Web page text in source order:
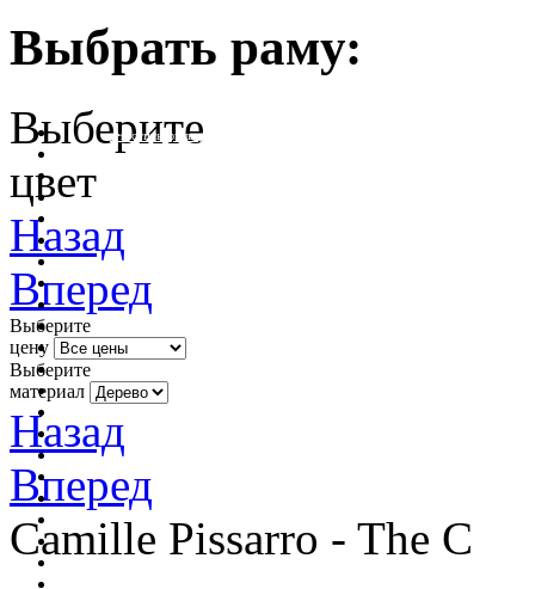
Выбрать раму:
очистить фильтр цвета
Выберите
цвет
Назад
Вперед
Выберите
цену
Выберите
материал
Назад
Вперед
Camille Pissarro - The C